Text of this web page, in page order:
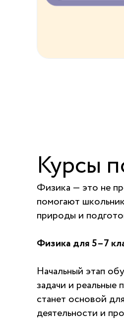
Курсы
Физика — это не
помогают
природы и
Физика для 5–7
Начальный этап
задачи и реальные
станет основой
деятельности и